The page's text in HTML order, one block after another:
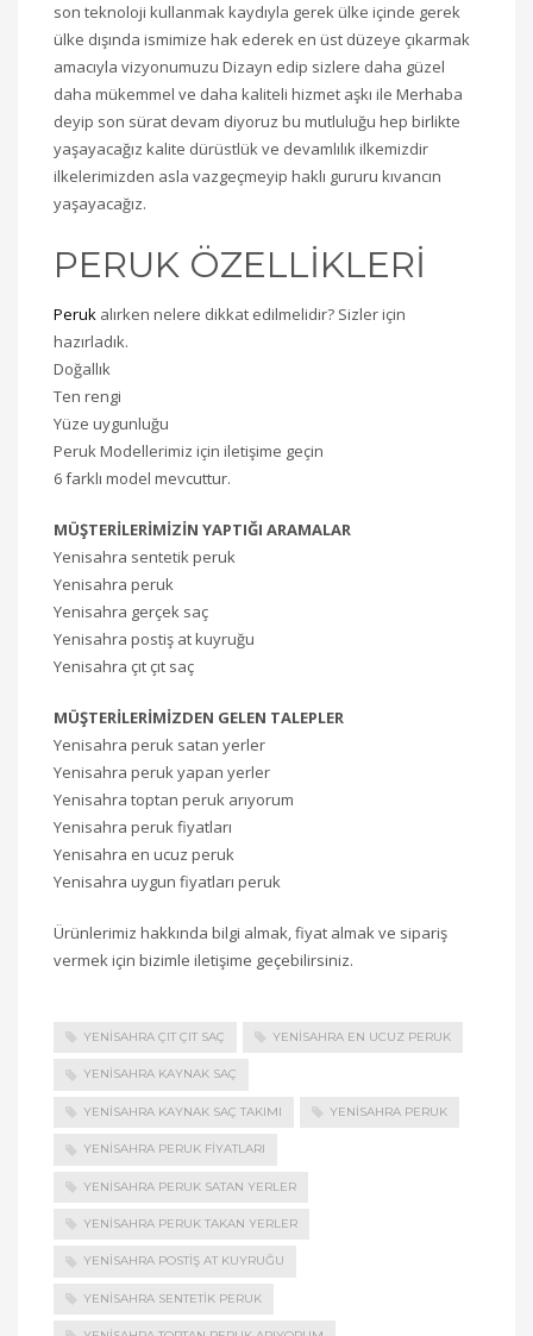
son teknoloji kullanmak kaydıyla gerek ülke içinde gerek
ülke dışında ismimize hak ederek en üst düzeye çıkarmak
amacıyla vizyonumuzu Dizayn edip sizlere daha güzel
daha mükemmel ve daha kaliteli hizmet aşkı ile Merhaba
deyip son sürat devam diyoruz bu mutluluğu hep birlikte
yaşayacağız kalite dürüstlük ve devamlılık ilkemizdir
ilkelerimizden asla vazgeçmeyip haklı gururu kıvancın
yaşayacağız.
PERUK ÖZELLİKLERİ
Peruk alırken nelere dikkat edilmelidir? Sizler için
hazırladık.
Doğallık
Ten rengi
Yüze uygunluğu
Peruk Modellerimiz için iletişime geçin
6 farklı model mevcuttur.
MÜŞTERİLERİMİZİN YAPTIĞI ARAMALAR
Yenisahra sentetik peruk
Yenisahra peruk
Yenisahra gerçek saç
Yenisahra postiş at kuyruğu
Yenisahra çıt çıt saç
MÜŞTERİLERİMİZDEN GELEN TALEPLER
Yenisahra peruk satan yerler
Yenisahra peruk yapan yerler
Yenisahra toptan peruk arıyorum
Yenisahra peruk fiyatları
Yenisahra en ucuz peruk
Yenisahra uygun fiyatları peruk
Ürünlerimiz hakkında bilgi almak, fiyat almak ve sipariş
vermek için bizimle iletişime geçebilirsiniz.
YENISAHRA ÇIT ÇIT SAÇ YENISAHRA EN UCUZ PERUK
YENISAHRA KAYNAK SAÇ
YENISAHRA KAYNAK SAÇ TAKIMI YENISAHRA PERUK
YENISAHRA PERUK FIYATLARI
YENISAHRA PERUK SATAN YERLER
YENISAHRA PERUK TAKAN YERLER
YENISAHRA POSTIŞ AT KUYRUĞU
YENISAHRA SENTETIK PERUK